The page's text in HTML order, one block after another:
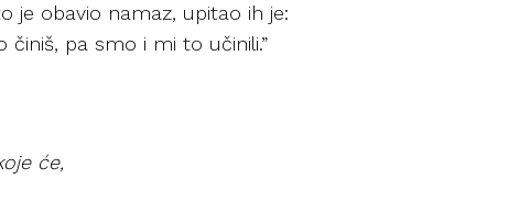
je obavio namaz, upitao ih je:
činiš, pa smo i mi to učinili.”
će,